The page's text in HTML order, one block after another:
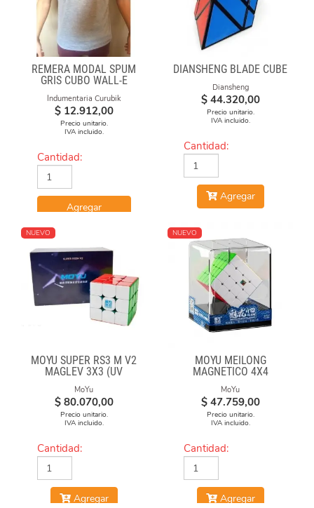
REMERA MODAL SPUM
GRIS CUBO WALL-E
Indumentaria Curubik
$ 12.912,00
Precio unitario.
IVA incluido.
Cantidad:
Agregar
DIANSHENG BLADE CUBE
Diansheng
$ 44.320,00
Precio unitario.
IVA incluido.
Cantidad:
Agregar
NUEVO
MOYU SUPER RS3 M V2
MAGLEV 3X3 (UV
COATED)
MoYu
$ 80.070,00
Precio unitario.
IVA incluido.
Cantidad:
Agregar
NUEVO
MOYU MEILONG
MAGNETICO 4X4
MoYu
$ 47.759,00
Precio unitario.
IVA incluido.
Cantidad:
Agregar